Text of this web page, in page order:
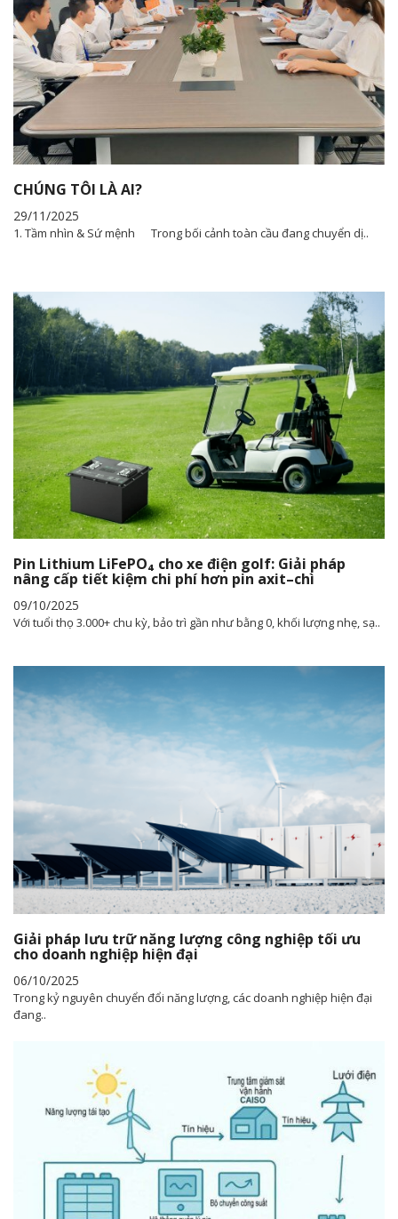
CHÚNG TÔI LÀ AI?
29/11/2025
1. Tầm nhìn & Sứ mệnh Trong bối cảnh toàn cầu đang chuyển dị..
Pin Lithium LiFePO₄ cho xe điện golf: Giải pháp
nâng cấp tiết kiệm chi phí hơn pin axit–chì
09/10/2025
Với tuổi thọ 3.000+ chu kỳ, bảo trì gần như bằng 0, khối lượng nhẹ, sạ..
Giải pháp lưu trữ năng lượng công nghiệp tối ưu
cho doanh nghiệp hiện đại
06/10/2025
Trong kỷ nguyên chuyển đổi năng lượng, các doanh nghiệp hiện đại
đang..